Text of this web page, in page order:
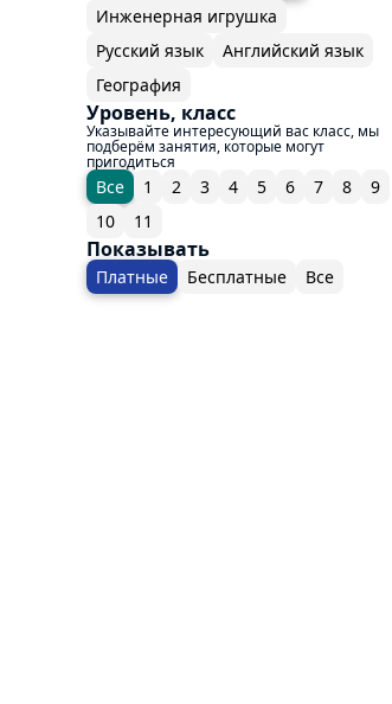
Инженерная игрушка
Русский язык
Английский язык
География
Уровень, класс
Указывайте интересующий вас класс, мы
подберём занятия, которые могут
пригодиться
Все 1 2 3 4 5 6 7 8
9
10
11
Показывать
Платные Бесплатные Все